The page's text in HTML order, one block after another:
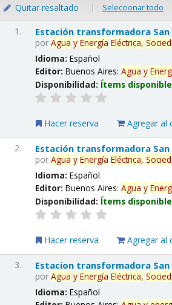
Quitar resaltado | Seleccionar todo
1. Estación transformadora
porAgua y Energía Eléctrica,
Idioma:Español
Editor:Buenos Aires:Agua y
Disponibilidad: Ítems
Hacer reserva Agregar al
2. Estación transformadora
porAgua y Energía Eléctrica,
Idioma:Español
Editor:Buenos Aires:Agua y
Disponibilidad: Ítems
Hacer reserva Agregar al
3. Estacion transformadora
porAgua y Energía Eléctrica,
Idioma:Español